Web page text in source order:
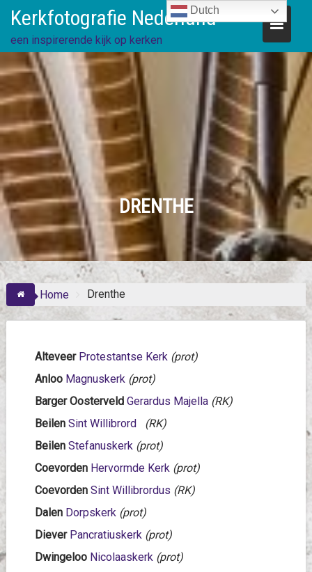
content
Kerkfotografie Nederland
een inspirerende kijk op kerken
DRENTHE
Home Drenthe
Alteveer Protestantse Kerk (prot)
Anloo Magnuskerk (prot)
Barger Oosterveld Gerardus Majella (RK)
Beilen Sint Willibrord
(RK)
BeilenStefanuskerk (prot)
Coevorden Hervormde Kerk (prot)
Coevorden Sint Willibrordus (RK)
Dalen Dorpskerk (prot)
Diever Pancratiuskerk (prot)
Dwingeloo Nicolaaskerk (prot)
Dutch